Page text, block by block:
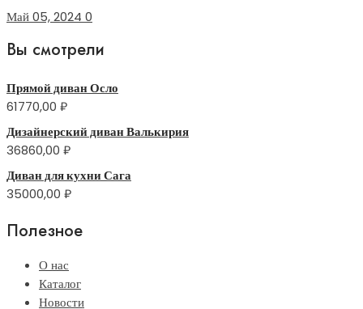
Май 05, 2024 0
Вы смотрели
Прямой диван Осло
61770,00 ₽
Дизайнерский диван Валькирия
36860,00 ₽
Диван для кухни Сага
35000,00 ₽
Полезное
О нас
Каталог
Новости